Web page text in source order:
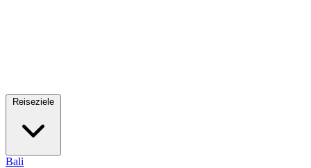
Bali